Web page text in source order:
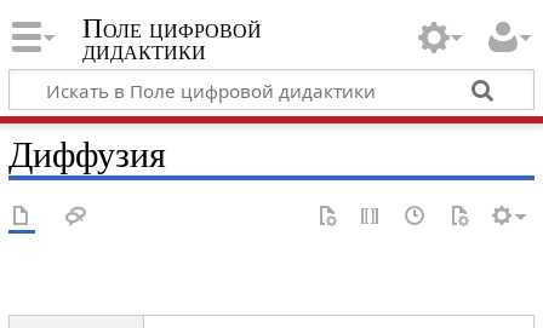
Поле цифровой
дидактики
Диффузия